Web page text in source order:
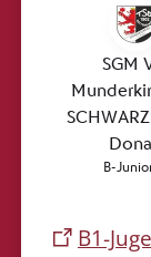
B1-